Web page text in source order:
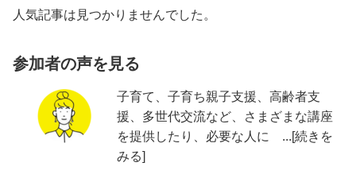
人気記事は見つかりませんでした。
参加者の声を見る
子育て、子育ち親子支援、高齢者支
援、多世代交流など、さまざまな講座
を提供したり、必要な人に ...[続きを
みる]